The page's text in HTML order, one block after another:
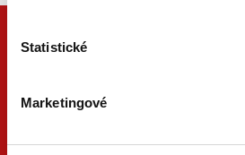
Statistické
Marketingové